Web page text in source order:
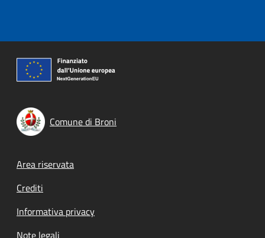
Comune di Broni
Footer menu
Area riservata
Crediti
Informativa privacy
Note legali